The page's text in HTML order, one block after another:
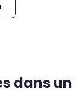
dans un